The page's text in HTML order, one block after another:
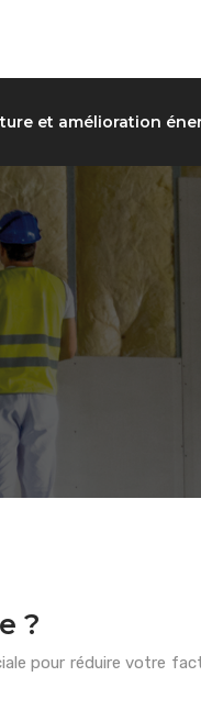
et amélioration
?
pour réduire votre